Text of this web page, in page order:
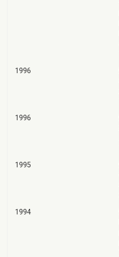
1996
1996
1995
1994